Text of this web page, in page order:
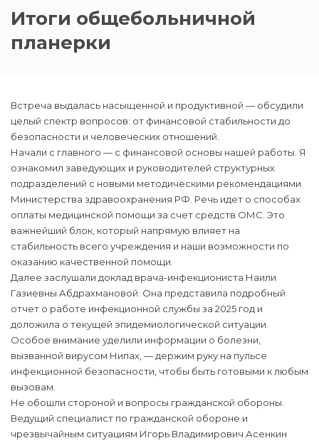
Итоги общебольничной
планерки
Встреча выдалась насыщенной и продуктивной — обсудили
целый спектр вопросов: от финансовой стабильности до
безопасности и человеческих отношений.
Начали с главного — с финансовой основы нашей работы. Я
ознакомил заведующих и руководителей структурных
подразделений с новыми методическими рекомендациями
Министерства здравоохранения РФ. Речь идет о способах
оплаты медицинской помощи за счет средств ОМС. Это
важнейший блок, который напрямую влияет на
стабильность всего учреждения и наши возможности по
оказанию качественной помощи.
Далее заслушали доклад врача-инфекциониста Наили
Газиевны Абдрахмановой. Она представила подробный
отчет о работе инфекционной службы за 2025 год и
доложила о текущей эпидемиологической ситуации.
Особое внимание уделили информации о болезни,
вызванной вирусом Нипах, — держим руку на пульсе
инфекционной безопасности, чтобы быть готовыми к любым
вызовам.
Не обошли стороной и вопросы гражданской обороны.
Ведущий специалист по гражданской обороне и
чрезвычайным ситуациям Игорь Владимирович Асенкин